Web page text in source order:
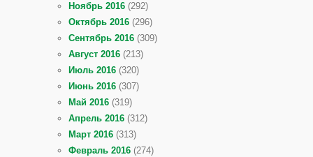
Ноябрь 2016 (292)
Октябрь 2016 (296)
Сентябрь 2016 (309)
Август 2016 (213)
Июль 2016 (320)
Июнь 2016 (307)
Май 2016 (319)
Апрель 2016 (312)
Март 2016 (313)
Февраль 2016 (274)